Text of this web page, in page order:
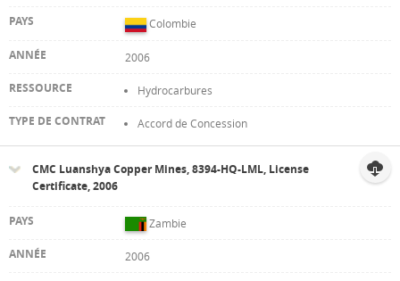
Colombie
2006
Hydrocarbures
Accord de Concession
CMC Luanshya Copper Mines, 8394-HQ-LML, License
Certificate, 2006
Zambie
2006